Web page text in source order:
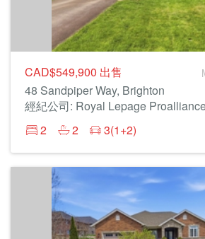
CAD$549,900 出售
48 Sandpiper Way, Brighton
經紀公司: Royal Lepage
2
2 3(1+2)